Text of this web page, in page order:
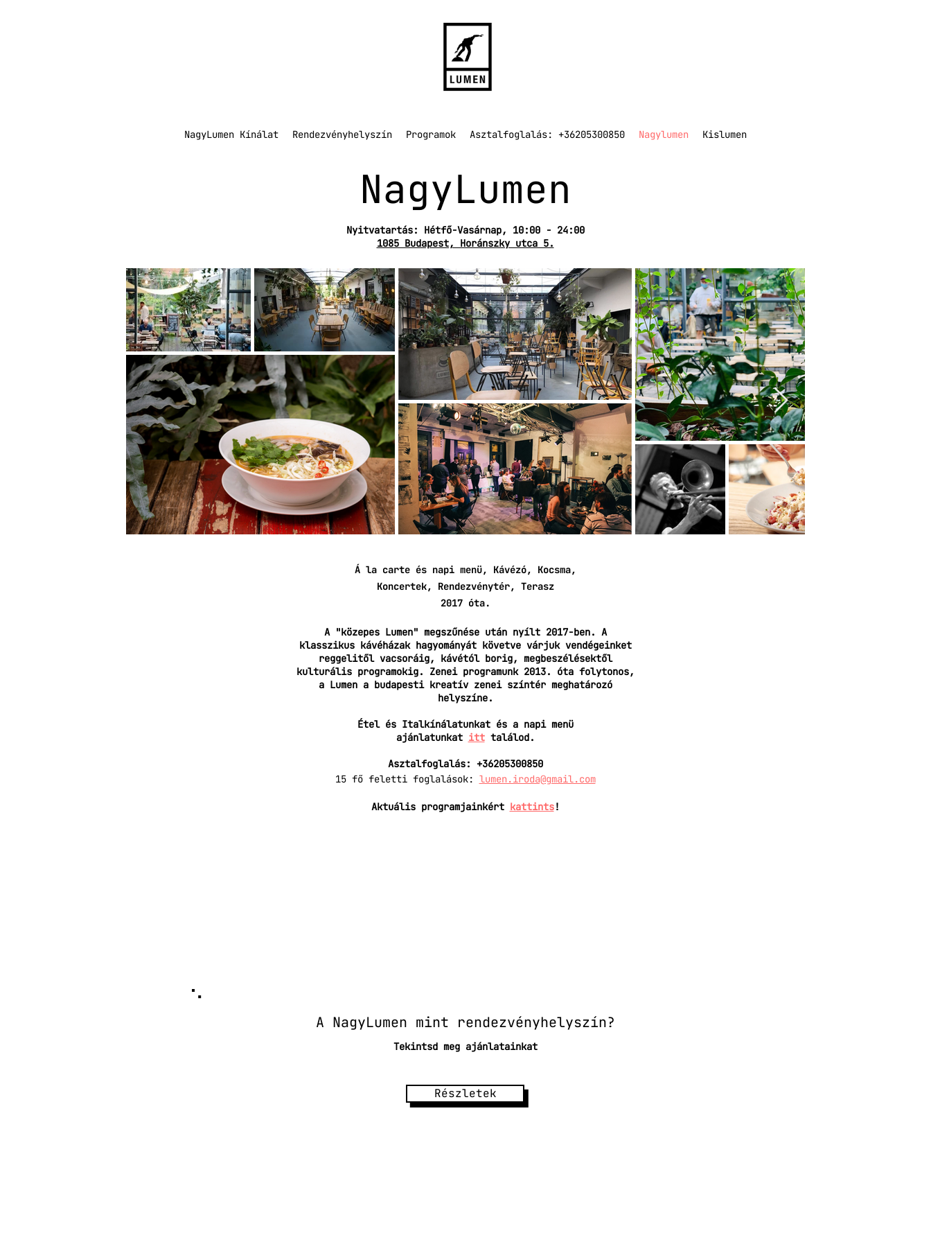
NagyLumen Kínálat Rendezvényhelyszín Programok Asztalfoglalás: +36205300850 Nagylumen Kislumen
NagyLumen
Nyitvatartás: Hétfő-Vasárnap, 10:00 - 24:00
1085 Budapest, Horánszky utca 5.
Á la carte és napi menü, Kávézó, Kocsma,
Koncertek, Rendezvénytér, Terasz
2017 óta.
A "közepes Lumen" megszűnése után nyílt 2017-ben. A
klasszikus kávéházak hagyományát követve várjuk vendégeinket
reggelitől vacsoráig, kávétól borig, megbeszélésektől
kulturális programokig. Zenei programunk 2013. óta folytonos,
a Lumen a budapesti kreatív zenei színtér meghatározó
helyszíne.
Étel és Italkínálatunkat és a napi menü
ajánlatunkat itttalálod.
Asztalfoglalás: +36205300850
15 fő feletti foglalások: lumen.iroda@gmail.com
Aktuális programjainkért kattints!
A NagyLumen mint rendezvényhelyszín?
Tekintsd meg ajánlatainkat
Részletek